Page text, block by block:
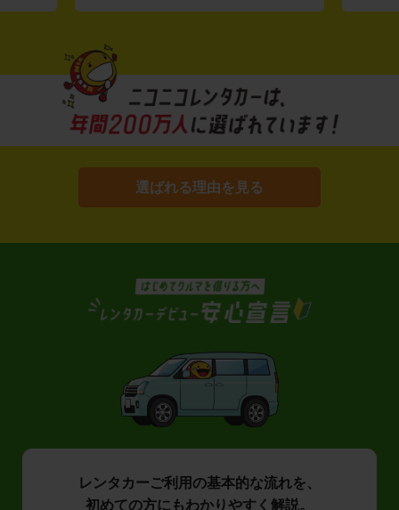
選ばれる理由を見る
レンタカーご利用の基本的な流れを、
初めての方にもわかりやすく解説。